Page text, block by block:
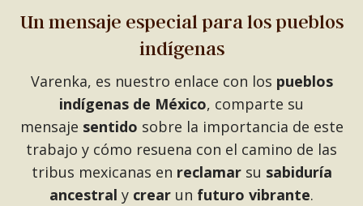
Un mensaje especial para los pueblos
indígenas
Varenka, es nuestro enlace con los pueblos
indígenas de México, comparte su
mensaje sentido sobre la importancia de este
trabajo y cómo resuena con el camino de las
tribus mexicanas en reclamarsu sabiduría
ancestral y crear un futuro vibrante.